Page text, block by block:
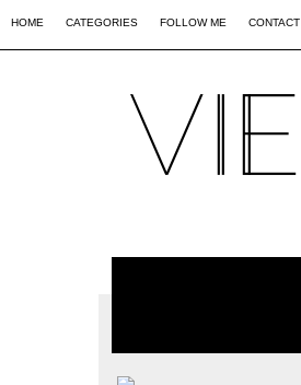
HOME CATEGORIES FOLLOW ME CONTACT